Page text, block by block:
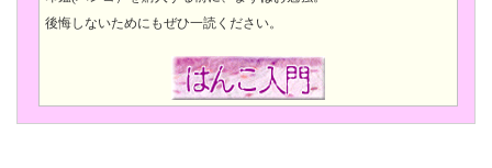
後悔しないためにもぜひ一読ください。